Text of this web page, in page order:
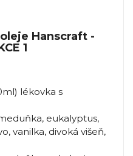
Hanscraft -
1